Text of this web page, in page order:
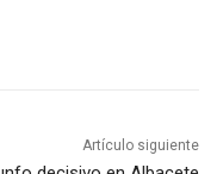
Artículo siguiente